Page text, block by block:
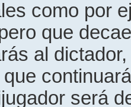
como por
que
al
será